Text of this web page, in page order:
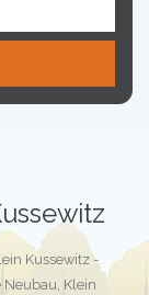
Kussewitz -
Klein